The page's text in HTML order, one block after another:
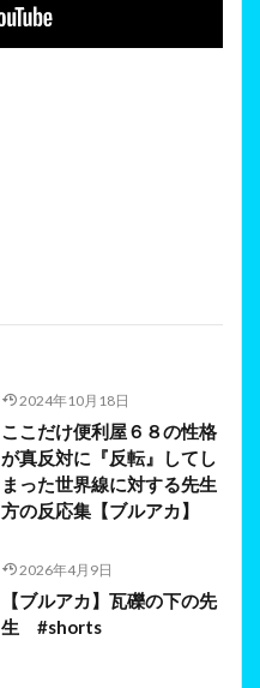
2024年10月18日
ここだけ便利屋６８の性格
が真反対に『反転』してし
まった世界線に対する先生
方の反応集【ブルアカ】
2026年4月9日
【ブルアカ】瓦礫の下の先
生 #shorts